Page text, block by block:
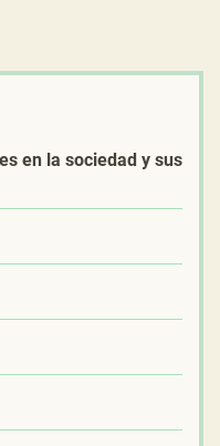
en la sociedad y sus